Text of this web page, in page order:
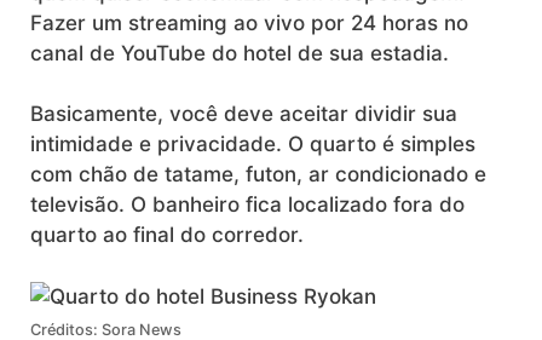
Fazer um streaming ao vivo por 24 horas no
canal de YouTube do hotel de sua estadia.
Basicamente, você deve aceitar dividir sua
intimidade e privacidade. O quarto é simples
com chão de tatame, futon, ar condicionado e
televisão. O banheiro fica localizado fora do
quarto ao final do corredor.
Créditos: Sora News